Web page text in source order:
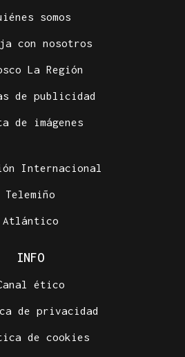
somos
con nosotros
La Región
de publicidad
de imágenes
Internacional
Telemiño
Atlántico
INFO
ético
de privacidad
de cookies